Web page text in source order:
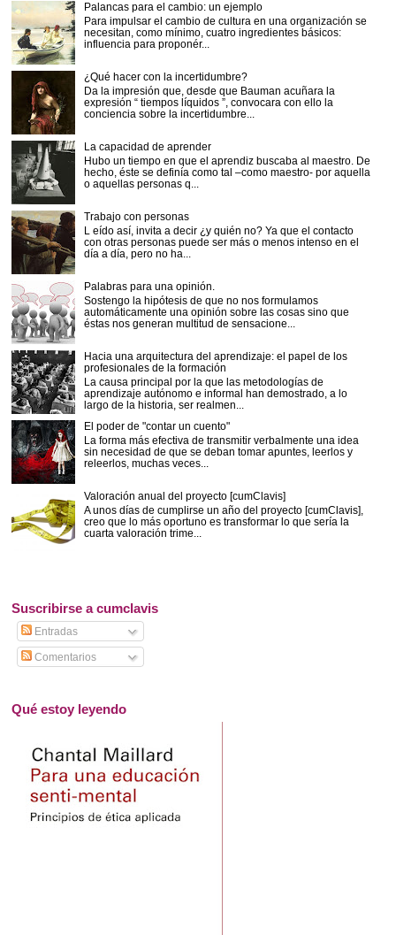
Palancas para el cambio: un ejemplo
Para impulsar el cambio de cultura en una organización se
necesitan, como mínimo, cuatro ingredientes básicos:
influencia para proponér...
¿Qué hacer con la incertidumbre?
Da la impresión que, desde que Bauman acuñara la
expresión “ tiempos líquidos ”, convocara con ello la
conciencia sobre la incertidumbre...
La capacidad de aprender
Hubo un tiempo en que el aprendiz buscaba al maestro. De
hecho, éste se definía como tal –como maestro- por aquella
o aquellas personas q...
Trabajo con personas
L eído así, invita a decir ¿y quién no? Ya que el contacto
con otras personas puede ser más o menos intenso en el
día a día, pero no ha...
Palabras para una opinión.
Sostengo la hipótesis de que no nos formulamos
automáticamente una opinión sobre las cosas sino que
éstas nos generan multitud de sensacione...
Hacia una arquitectura del aprendizaje: el papel de los
profesionales de la formación
La causa principal por la que las metodologías de
aprendizaje autónomo e informal han demostrado, a lo
largo de la historia, ser realmen...
El poder de "contar un cuento"
La forma más efectiva de transmitir verbalmente una idea
sin necesidad de que se deban tomar apuntes, leerlos y
releerlos, muchas veces...
Valoración anual del proyecto [cumClavis]
A unos días de cumplirse un año del proyecto [cumClavis],
creo que lo más oportuno es transformar lo que sería la
cuarta valoración trime...
Suscribirse a cumclavis
Entradas
Comentarios
Qué estoy leyendo